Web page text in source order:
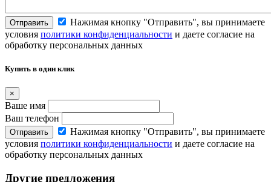
Отправить
Нажимая кнопку "Отправить", вы принимаете
условия политики конфиденциальности и даете согласие на
обработку персональных данных
Купить в один клик
×
Ваше имя
Ваш телефон
Отправить
Нажимая кнопку "Отправить", вы принимаете
условия политики конфиденциальности и даете согласие на
обработку персональных данных
Другие предложения